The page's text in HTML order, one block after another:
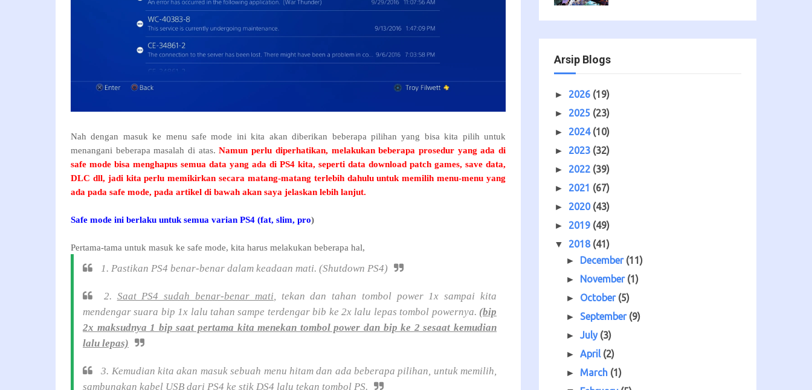
Nah dengan masuk ke menu safe mode ini kita akan diberikan beberapa pilihan yang bisa kita pilih untuk
menangani beberapa masalah di atas.Namun perlu diperhatikan, melakukan beberapa prosedur yang ada di
safe mode bisa menghapus semua data yang ada di PS4 kita, seperti data download patch games, save data,
DLC dll, jadi kita perlu memikirkan secara matang-matang terlebih dahulu untuk memilih menu-menu yang
ada pada safe mode, pada artikel di bawah akan saya jelaskan lebih lanjut.
Safe mode ini berlaku untuk semua varian PS4 (fat, slim, pro)
Pertama-tama untuk masuk ke safe mode, kita harus melakukan beberapa hal,
1. Pastikan PS4 benar-benar dalam keadaan mati. (Shutdown PS4)
2. Saat PS4 sudah benar-benar mati , tekan dan tahan tombol power 1x sampai kita
mendengar suara bip 1x lalu tahan sampe terdengar bib ke 2x lalu lepas tombol powernya. (bip
2x maksudnya 1 bip saat pertama kita menekan tombol power dan bip ke 2 sesaat kemudian
lalu lepas)
3. Kemudian kita akan masuk sebuah menu hitam dan ada beberapa pilihan, untuk memilih,
sambungkan kabel USB dari PS4 ke stik DS4 lalu tekan tombol PS.
Arsip Blogs
► 2026 (19)
► 2025 (23)
► 2024 (10)
► 2023 (32)
► 2022 (39)
► 2021 (67)
► 2020 (43)
► 2019 (49)
▼ 2018 (41)
► December (11)
► November (1)
► October (5)
►September (9)
►July (3)
►April (2)
► March (1)